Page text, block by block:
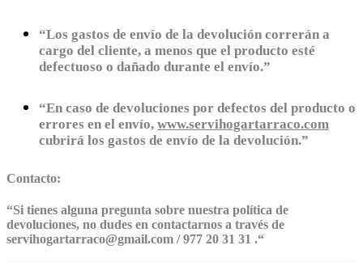
“Los gastos de envío de la devolución correrán a
cargo del cliente, a menos que el producto esté
defectuoso o dañado durante el envío.”
“En caso de devoluciones por defectos del producto o
errores en el envío, www.servihogartarraco.com
cubrirá los gastos de envío de la devolución.”
Contacto:
“Si tienes alguna pregunta sobre nuestra política de
devoluciones, no dudes en contactarnos a través de
servihogartarraco@gmail.com / 977 20 31 31 .“